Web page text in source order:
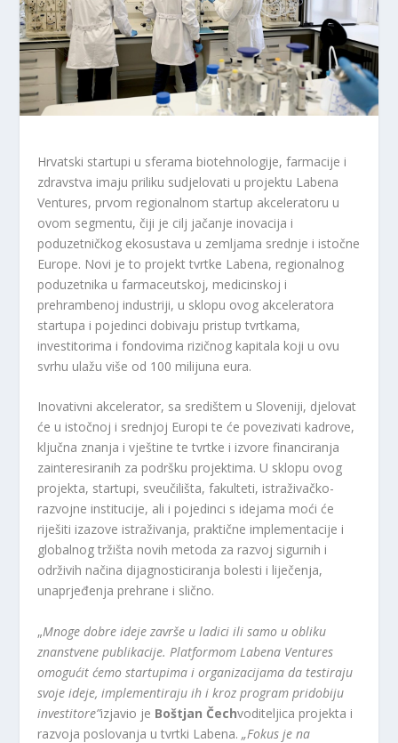
Hrvatski startupi u sferama biotehnologije, farmacije i
zdravstva imaju priliku sudjelovati u projektu Labena
Ventures, prvom regionalnom startup akceleratoru u
ovom segmentu, čiji je cilj jačanje inovacija i
poduzetničkog ekosustava u zemljama srednje i istočne
Europe. Novi je to projekt tvrtke Labena, regionalnog
poduzetnika u farmaceutskoj, medicinskoj i
prehrambenoj industriji, u sklopu ovog akceleratora
startupa i pojedinci dobivaju pristup tvrtkama,
investitorima i fondovima rizičnog kapitala koji u ovu
svrhu ulažu više od 100 milijuna eura.
Inovativni akcelerator, sa središtem u Sloveniji, djelovat
će u istočnoj i srednjoj Europi te će povezivati ​​kadrove,
ključna znanja i vještine te tvrtke i izvore financiranja
zainteresiranih za podršku projektima. U sklopu ovog
projekta, startupi, sveučilišta, fakulteti, istraživačko-
razvojne institucije, ali i pojedinci s idejama moći će
riješiti izazove istraživanja, praktične implementacije i
globalnog tržišta novih metoda za razvoj sigurnih i
održivih načina dijagnosticiranja bolesti i liječenja,
unaprjeđenja prehrane i slično.
„Mnoge dobre ideje završe u ladici ili samo u obliku
znanstvene publikacije. Platformom Labena Ventures
omogućit ćemo startupima i organizacijama da testiraju
svoje ideje, implementiraju ih i kroz program pridobiju
investitore”izjavio je Boštjan Čechvoditeljica projekta i
razvoja poslovanja u tvrtki Labena.„Fokus je na